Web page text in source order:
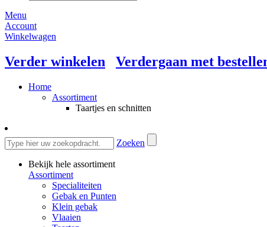
Menu
Account
Winkelwagen
Verder winkelen Verdergaan met
Home
Assortiment
Taartjes en schnitten
Zoeken
Bekijk hele assortiment
Assortiment
Specialiteiten
Gebak en Punten
Klein gebak
Vlaaien